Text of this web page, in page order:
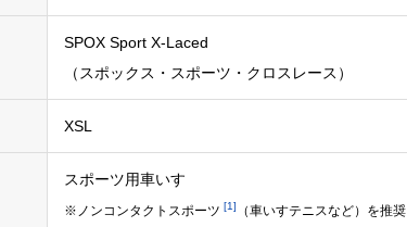
SPOX Sport X-Laced
（スポックス・スポーツ・クロスレース）
XSL
スポーツ用車いす
※ノンコンタクトスポーツ 1 （車いすテニスなど）を推奨